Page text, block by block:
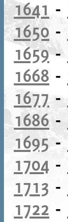
1641 -
1650 -
1659-
1668 -
1677-
1686-
1695-
1704 -
1713 -
1722 -